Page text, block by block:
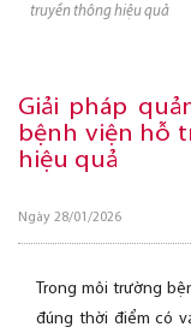
truyền thông hiệu quả
Giải pháp
bệnh viện hỗ
hiệu quả
Ngày 28/01/2026
Trong môi trường
đúng thời điểm có
TRANG CHỦ
GIẢI PHÁP
DỊCH VỤ
CƠ HỘI NGHỀ